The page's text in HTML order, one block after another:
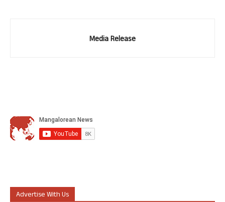
Media Release
Advertise With Us